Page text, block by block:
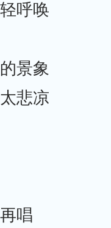
呼唤
景象
悲凉
唱